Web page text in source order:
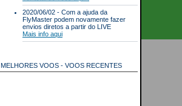
2020/06/02 - Com a ajuda da
FlyMaster podem novamente fazer
envios diretos a partir do LIVE
Mais info aqui
MELHORES VOOS - VOOS RECENTES